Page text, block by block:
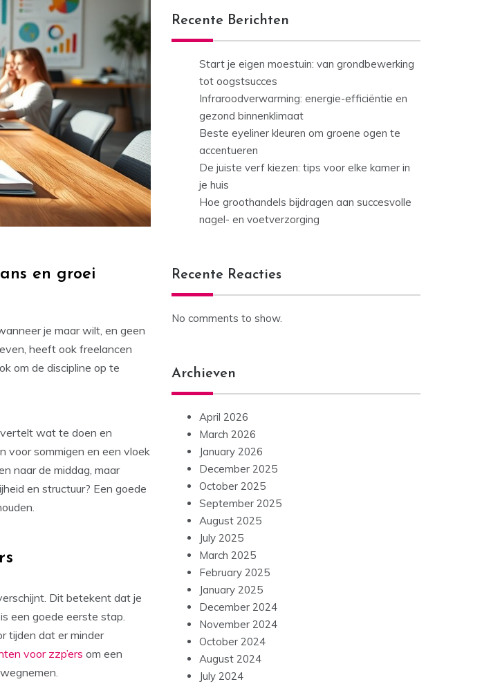
en groei
je maar wilt, en geen
heeft ook freelancen
om de discipline op te
vertelt wat te doen en
voor sommigen en een vloek
naar de middag, maar
en structuur? Een goede
Dit betekent dat je
een goede eerste stap.
tijden dat er minder
voor zzp’ers om een
Recente Berichten
Start je eigen moestuin: van grondbewerking
tot oogstsucces
Infraroodverwarming: energie-efficiëntie en
gezond binnenklimaat
Beste eyeliner kleuren om groene ogen te
accentueren
De juiste verf kiezen: tips voor elke kamer in
je huis
Hoe groothandels bijdragen aan succesvolle
nagel- en voetverzorging
Recente Reacties
No comments to show.
Archieven
April 2026
March 2026
January 2026
December 2025
October 2025
September 2025
August 2025
July 2025
March 2025
February 2025
January 2025
December 2024
November 2024
October 2024
August 2024
July 2024